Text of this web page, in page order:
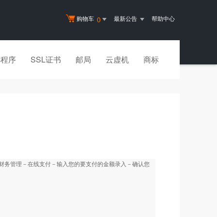
购物车 0 最新公告 帮助中心
序 SSL证书 邮局 云虚机 商标
管理－在线支付－输入您的要支付的金额录入－确认您